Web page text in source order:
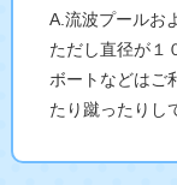
A.流波プールお
ただし直径が１
ボートなどはご
たり蹴ったりし